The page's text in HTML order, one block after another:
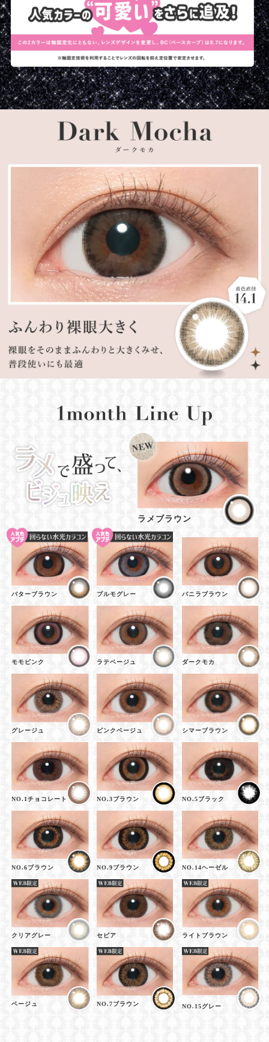
ラメブラウン
バターブラウン プルモグレー バニラブラウン
モモピンク ラテベージュ ダークモカ
グレージュ ピンクベージュ シマーブラウン
NO.1チョコレート NO.3ブラウン NO.5ブラック
NO.6ブラウン NO.9ブラウン NO.14ヘーゼル
クリアグレー セピア ライトブラウン
ベージュ NO.7ブラウン NO.15グレー